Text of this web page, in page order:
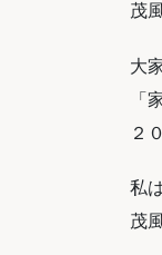
茂
大
「
２
私
茂